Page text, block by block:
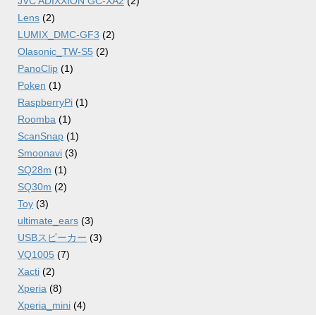
Lens (2)
LUMIX_DMC-GF3 (2)
Olasonic_TW-S5 (2)
PanoClip (1)
Poken (1)
RaspberryPi (1)
Roomba (1)
ScanSnap (1)
Smoonavi (3)
SQ28m (1)
SQ30m (2)
Toy (3)
ultimate_ears (3)
USBスピーカー (3)
VQ1005 (7)
Xacti (2)
Xperia (8)
Xperia_mini (4)